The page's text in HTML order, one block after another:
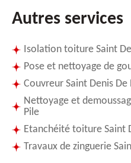
Autres services
Isolation toiture Saint
Pose et nettoyage de
Couvreur Saint Denis De
Nettoyage et
Pile
Etanchéité toiture Saint
Travaux de zinguerie